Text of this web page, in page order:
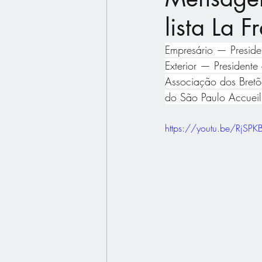
lista La
Empresário —
Exterior —
Associação dos
do São Paulo
https://youtu.be/